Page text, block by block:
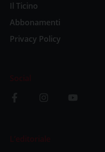
Il Ticino
Abbonamenti
Privacy Policy
Social
L’editoriale